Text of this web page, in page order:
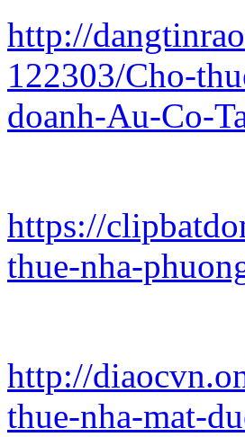
http://
122303/Cho-
doanh-Au-Co-
https://
thue-nha-
http://
thue-nha-mat-